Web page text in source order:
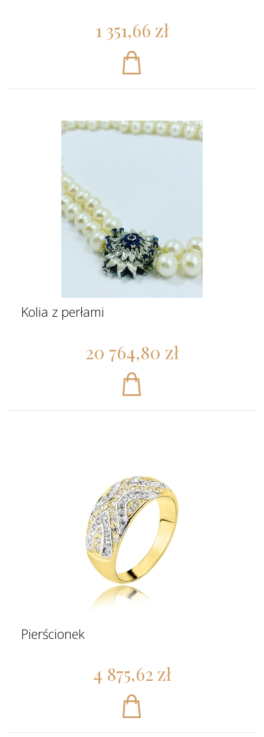
1 351,66 zł
Kolia z perłami
20 764,80 zł
Pierścionek
4 875,62 zł